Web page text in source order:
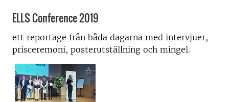
ELLS Conference 2019
ett reportage från båda dagarna med intervjuer,
prisceremoni, posterutställning och mingel.